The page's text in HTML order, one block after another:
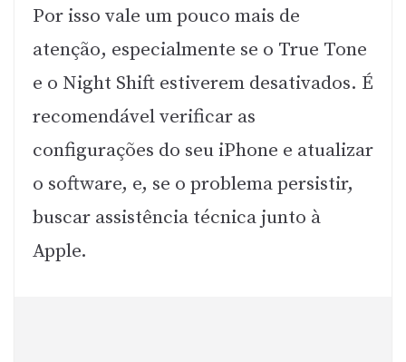
Por isso vale um pouco mais de
atenção, especialmente se o True Tone
e o Night Shift estiverem desativados. É
recomendável verificar as
configurações do seu iPhone e atualizar
o software, e, se o problema persistir,
buscar assistência técnica junto à
Apple.